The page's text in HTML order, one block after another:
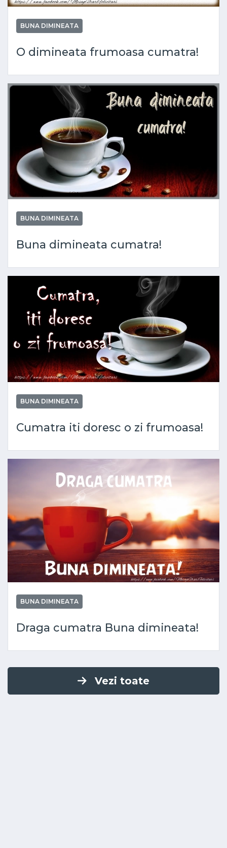
BUNA DIMINEATA
O dimineata frumoasa cumatra!
BUNA DIMINEATA
Buna dimineata cumatra!
BUNA DIMINEATA
Cumatra iti doresc o zi frumoasa!
BUNA DIMINEATA
Draga cumatra Buna dimineata!
Vezi toate